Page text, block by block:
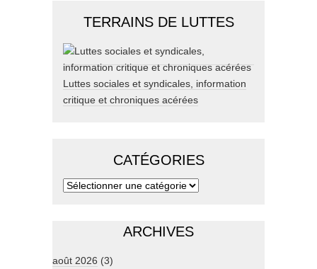
TERRAINS DE LUTTES
Luttes sociales et syndicales, information
critique et chroniques acérées
CATÉGORIES
ARCHIVES
août 2026 (3)